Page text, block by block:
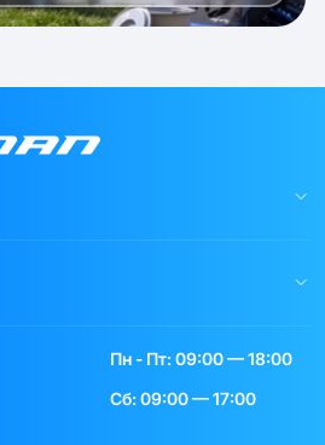
Пн - Пт: 09:00 — 18:00
Сб: 09:00 — 17:00